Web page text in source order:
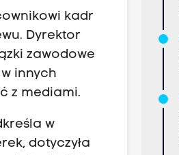
kadr
Dyrektor
zawodowe
innych
z mediami.
w
dotyczyła